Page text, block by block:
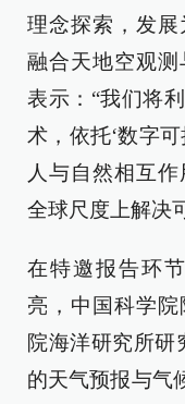
理念探索，发展
融合天地空观
表示：“我们将
术，依托‘数字
人与自然相互
全球尺度上解决
在特邀报告环
亮，中国科学
院海洋研究所研
的天气预报与气